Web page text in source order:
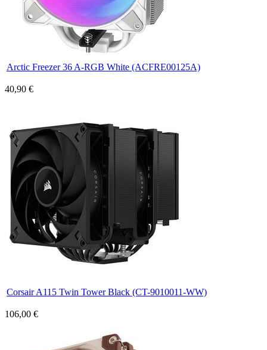
Arctic Freezer 36 A-RGB White (ACFRE00125A)
40,90 €
Corsair A115 Twin Tower Black (CT-9010011-WW)
106,00 €